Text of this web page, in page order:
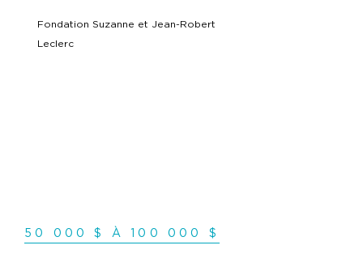
Fondation Suzanne et Jean-Robert
Leclerc
50 000 $ À 100 000 $